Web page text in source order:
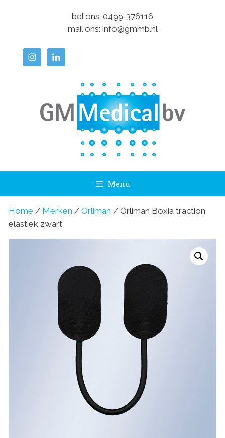
bel ons: 0499-376116
mail ons: info@gmmb.nl
Menu
Home / Merken / Orliman / Orliman Boxia traction
elastiek zwart